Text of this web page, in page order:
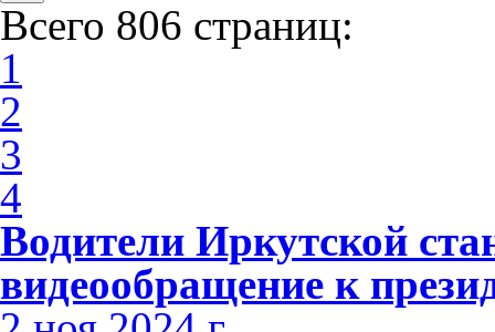
Всего 806 страниц:
1
2
3
4
Водители Иркутской
видеообращение к